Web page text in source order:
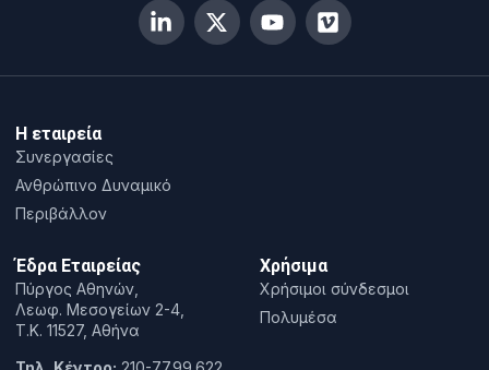
Έδρα Εταιρείας
Πύργος Αθηνών,
Λεωφ. Μεσογείων 2-4,
T.K. 11527, Αθήνα
Η εταιρεία
Συνεργασίες
Ανθρώπινο Δυναμικό
Περιβάλλον
Χρήσιμα
Χρήσιμοι σύνδεσμοι
Πολυμέσα